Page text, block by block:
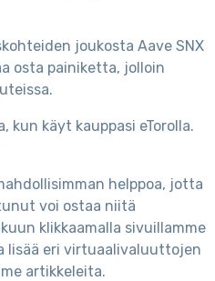
joukosta Aave SNX
osta painiketta, jolloin
käyt kauppasi eTorolla.
helppoa, jotta
voi ostaa niitä
klikkaamalla sivuillamme
lisää eri virtuaalivaluuttojen
artikkeleita.